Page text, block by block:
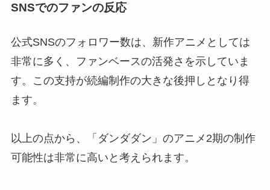
SNSでのファンの反応
公式SNSのフォロワー数は、新作アニメとしては
非常に多く、ファンベースの活発さを示していま
す。この支持が続編制作の大きな後押しとなり得
ます。
以上の点から、「ダンダダン」のアニメ2期の制作
可能性は非常に高いと考えられます。